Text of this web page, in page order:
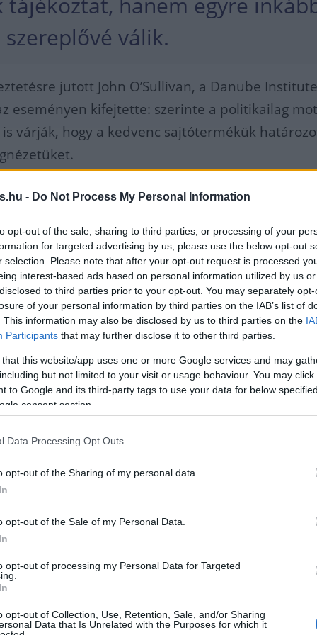
- Do Not Process My Personal Information
opt-out of the sale, sharing to third parties, or processing of your
for targeted advertising by us, please use the below opt-out
selection. Please note that after your opt-out request is processed
interest-based ads based on personal information utilized by us
to third parties prior to your opt-out. You may separately
of your personal information by third parties on the IAB’s list of
This information may also be disclosed by us to third parties on the
Participants that may further disclose it to other third parties.
that this website/app uses one or more Google services and may
but not limited to your visit or usage behaviour. You may
to Google and its third-party tags to use your data for below
consent section.
Data Processing Opt Outs
opt-out of the Sharing of my personal data.
opt-out of the Sale of my Personal Data.
opt-out of processing my Personal Data for Targeted
opt-out of Collection, Use, Retention, Sale, and/or Sharing
Data that Is Unrelated with the Purposes for which it
válik.
jutott John O’Sullivan, a Danube Institute
eseményen kifejtette: szerinte a politikailag
várják, hogy a kedvenc sajtótermékük
ahol rögtön látszik, hogy mi az ami érdekli az
érzelmek és a véleménycikkek. Na meg
el.
a CNN Prima News külügyi
úgy látja, hogy a
média jelentősége
az utóbbi években. A
csak egy töredéke néz
TV adásokat.
Központ vezetője, Szánthó Miklós, aki egyben a
Média Alapítvány kuratóriumának elnöke is, úgy
beharangozott nagy változások jó része nem